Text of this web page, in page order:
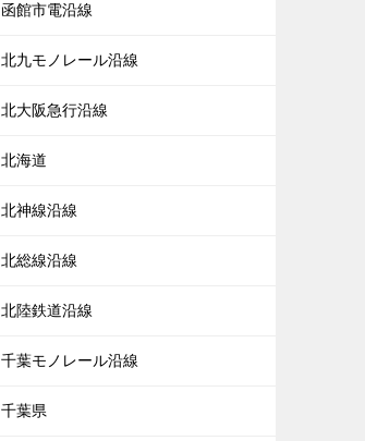
函館市電沿線
北九モノレール沿線
北大阪急行沿線
北海道
北神線沿線
北総線沿線
北陸鉄道沿線
千葉モノレール沿線
千葉県